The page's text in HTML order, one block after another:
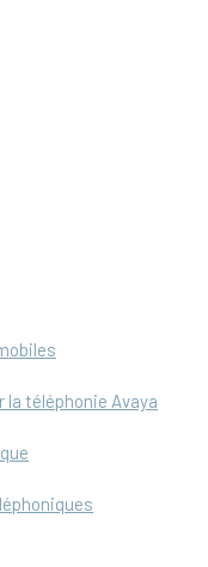
téléphonie Avaya